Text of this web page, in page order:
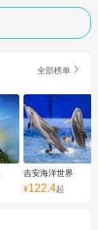
全部榜单 
吉安海洋世界
¥122.4起